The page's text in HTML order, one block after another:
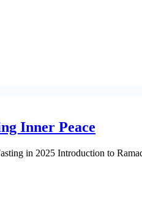
Inner Peace
in 2025 Introduction to